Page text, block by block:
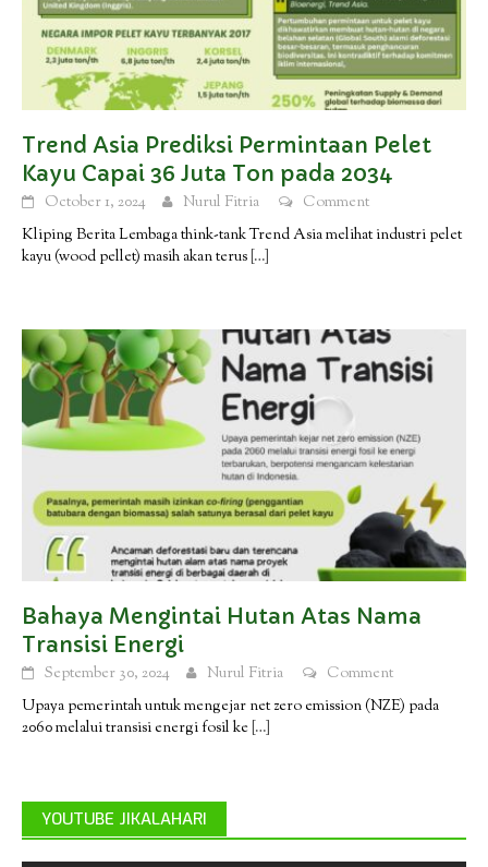
Trend Asia Prediksi Permintaan Pelet
Kayu Capai 36 Juta Ton pada 2034
October 1, 2024 Nurul Fitria
Comment
Kliping Berita Lembaga think-tank Trend Asia melihat industri pelet
kayu (wood pellet) masih akan terus […]
Bahaya Mengintai Hutan Atas Nama
Transisi Energi
September 30, 2024 Nurul Fitria
Comment
Upaya pemerintah untuk mengejar net zero emission (NZE) pada
2060 melalui transisi energi fosil ke […]
YOUTUBE JIKALAHARI